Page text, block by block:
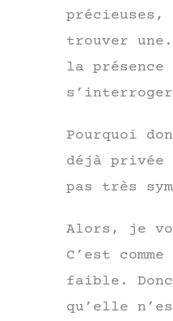
précieuses,
trouver
la présence
Pourquoi
déjà privée
pas très
Alors, je
C’est
faible.
qu’elle